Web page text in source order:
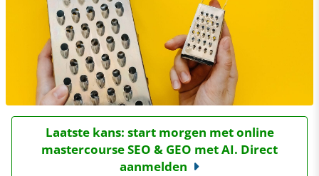
Laatste kans: start morgen met online
mastercourse SEO & GEO met AI. Direct
aanmelden